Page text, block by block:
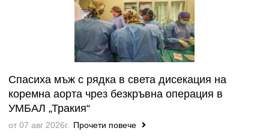
Спасиха мъж с рядка в света дисекация на
коремна аорта чрез безкръвна операция в
УМБАЛ „Тракия“
от 07 авг 2026г. Прочети повече